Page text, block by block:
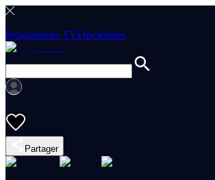
Programmes TVDisciplines
Partager